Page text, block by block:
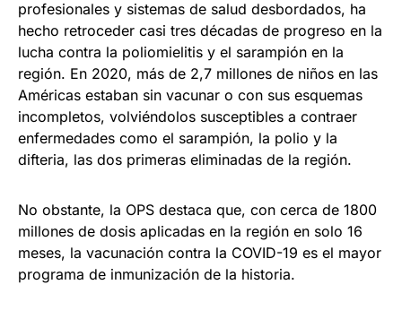
profesionales y sistemas de salud desbordados, ha
hecho retroceder casi tres décadas de progreso en la
lucha contra la poliomielitis y el sarampión en la
región. En 2020, más de 2,7 millones de niños en las
Américas estaban sin vacunar o con sus esquemas
incompletos, volviéndolos susceptibles a contraer
enfermedades como el sarampión, la polio y la
difteria, las dos primeras eliminadas de la región.
No obstante, la OPS destaca que, con cerca de 1800
millones de dosis aplicadas en la región en solo 16
meses, la vacunación contra la COVID-19 es el mayor
programa de inmunización de la historia.